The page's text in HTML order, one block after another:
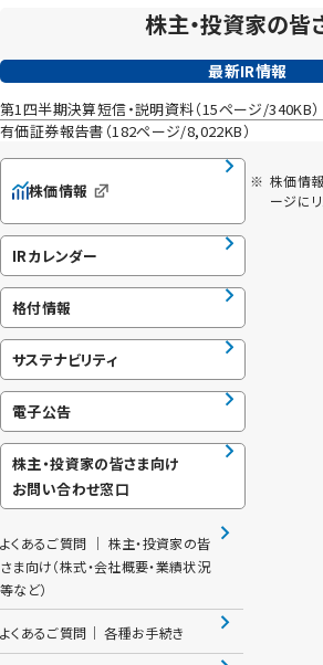
株主・投資家の皆
最新IR情報
第1四半期決算短信・説明資料（15ページ/340KB）
有価証券報告書（182ページ/8,022KB）
株価情報 ※ 株価情
ージにリ
IRカレンダー
格付情報
サステナビリティ
電子公告
株主・投資家の皆さま向け
お問い合わせ窓口
よくあるご質問 │ 株主・投資家の皆
さま向け（株式・会社概要・業績状況
等など）
よくあるご質問│ 各種お手続き